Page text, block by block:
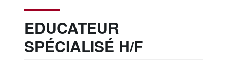
EDUCATEUR
SPÉCIALISÉ H/F